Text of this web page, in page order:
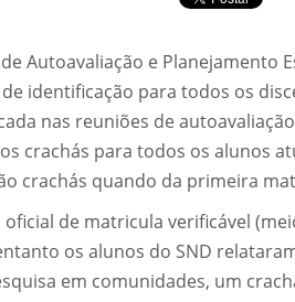
Autoavaliação e Planejamento
identificação para todos os
nas reuniões de
crachás para todos os alunos
crachás quando da primeira
oficial de matricula verificável
os alunos do SND
em comunidades, um